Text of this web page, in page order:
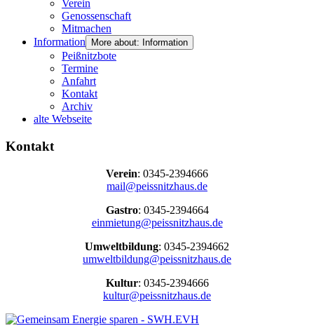
Verein
Genossenschaft
Mitmachen
Information
More about: Information
Peißnitzbote
Termine
Anfahrt
Kontakt
Archiv
alte Webseite
Kontakt
Verein: 0345-2394666
mail@peissnitzhaus.de
Gastro: 0345-2394664
einmietung@peissnitzhaus.de
Umweltbildung: 0345-2394662
umweltbildung@peissnitzhaus.de
Kultur: 0345-2394666
kultur@peissnitzhaus.de